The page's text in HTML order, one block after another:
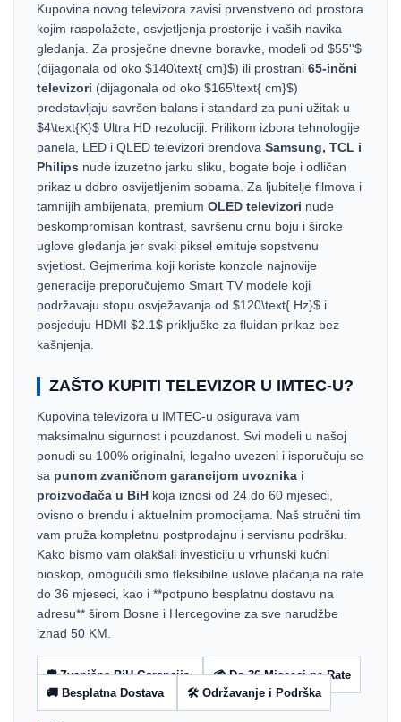
Kupovina novog televizora zavisi prvenstveno od prostora
kojim raspolažete, osvjetljenja prostorije i vaših navika
gledanja. Za prosječne dnevne boravke, modeli od $55''$
(dijagonala od oko $140\text{ cm}$) ili prostrani 65-inčni
televizori (dijagonala od oko $165\text{ cm}$)
predstavljaju savršen balans i standard za puni užitak u
$4\text{K}$ Ultra HD rezoluciji. Prilikom izbora tehnologije
panela, LED i QLED televizori brendova Samsung, TCL i
Philips nude izuzetno jarku sliku, bogate boje i odličan
prikaz u dobro osvijetljenim sobama. Za ljubitelje filmova i
tamnijih ambijenata, premium OLED televizori nude
beskompromisan kontrast, savršenu crnu boju i široke
uglove gledanja jer svaki piksel emituje sopstvenu
svjetlost. Gejmerima koji koriste konzole najnovije
generacije preporučujemo Smart TV modele koji
podržavaju stopu osvježavanja od $120\text{ Hz}$ i
posjeduju HDMI $2.1$ priključke za fluidan prikaz bez
kašnjenja.
ZAŠTO KUPITI TELEVIZOR U IMTEC-U?
Kupovina televizora u IMTEC-u osigurava vam
maksimalnu sigurnost i pouzdanost. Svi modeli u našoj
ponudi su 100% originalni, legalno uvezeni i isporučuju se
sa punom zvaničnom garancijom uvoznika i
proizvođača u BiH koja iznosi od 24 do 60 mjeseci,
ovisno o brendu i aktuelnim promocijama. Naš stručni tim
vam pruža kompletnu postprodajnu i servisnu podršku.
Kako bismo vam olakšali investiciju u vrhunski kućni
bioskop, omogućili smo fleksibilne uslove plaćanja na rate
do 36 mjeseci, kao i **potpuno besplatnu dostavu na
adresu** širom Bosne i Hercegovine za sve narudžbe
iznad 50 KM.
🛡️ Zvanična BiH Garancija
💳 Do 36 Mjeseci na Rate
🚚 Besplatna Dostava
🛠️ Održavanje i Podrška